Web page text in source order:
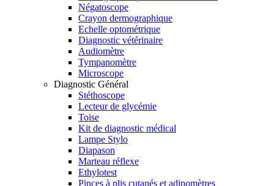
Négatoscope
Crayon dermographique
Echelle optométrique
Diagnostic vétérinaire
Audiomètre
Tympanomètre
Microscope
Diagnostic Général
Stéthoscope
Lecteur de glycémie
Toise
Kit de diagnostic médical
Lampe Stylo
Diapason
Marteau réflexe
Ethylotest
Pinces à plis cutanés et adipomètres